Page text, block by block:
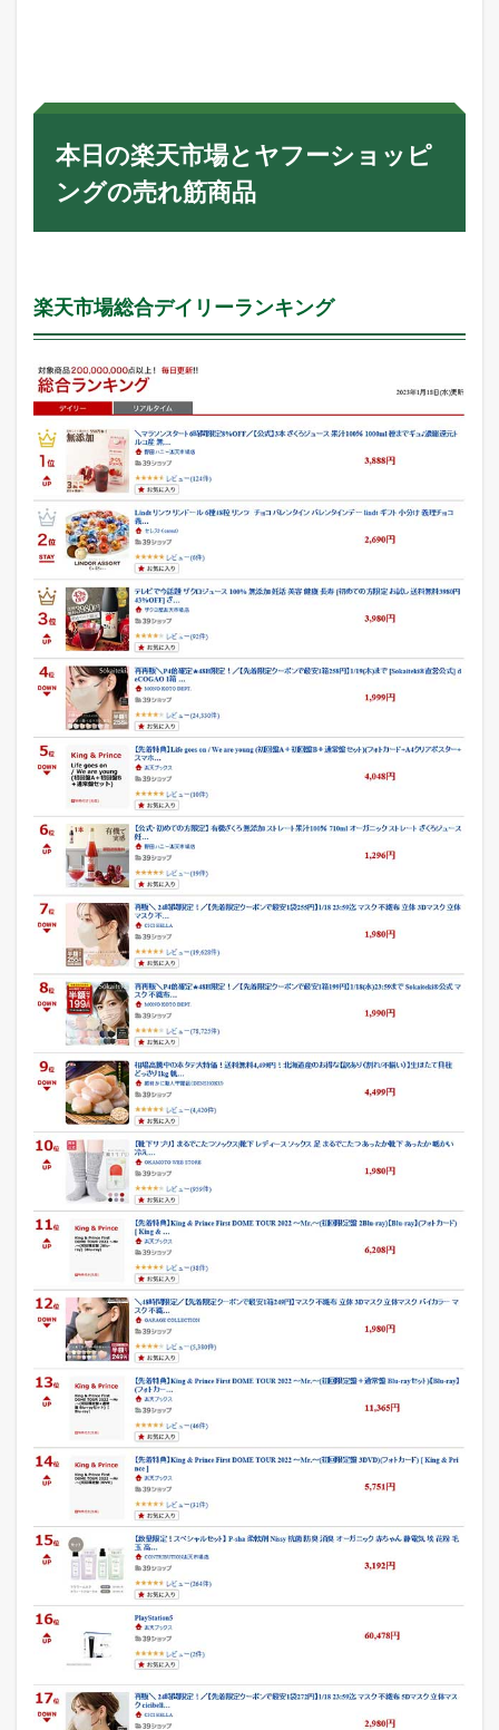
本日の楽天市場とヤフーショッピ
ングの売れ筋商品
楽天市場総合デイリーランキング